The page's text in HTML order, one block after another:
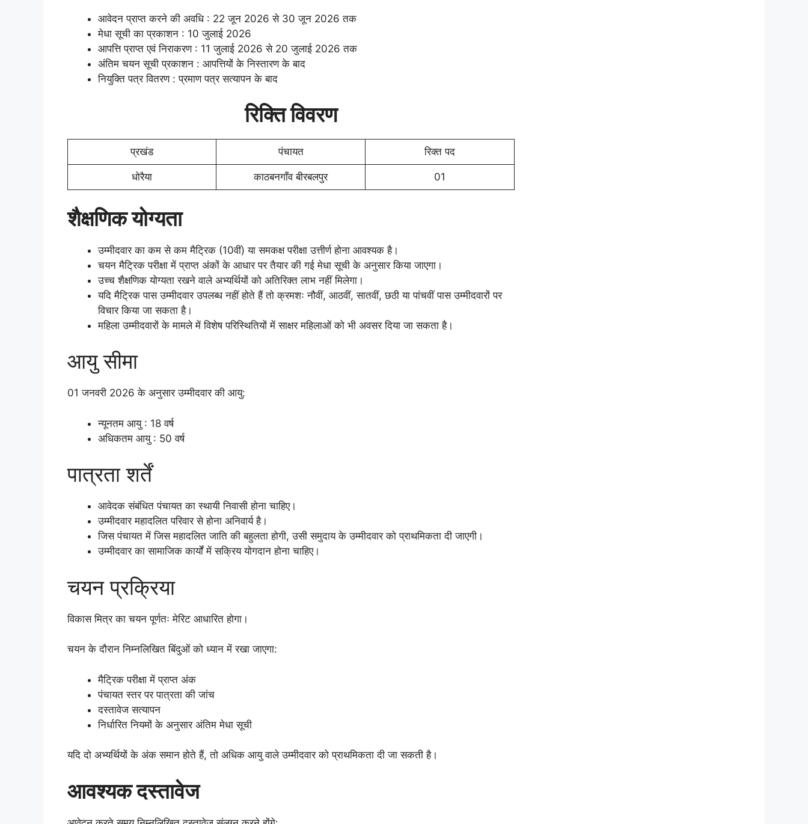
आवेदन प्राप्त करने की अवधि : 22 जून 2026 से 30 जून 2026 तक
मेधा सूची का प्रकाशन : 10 जुलाई 2026
आपत्ति प्राप्त एवं निराकरण : 11 जुलाई 2026 से 20 जुलाई 2026 तक
अंतिम चयन सूची प्रकाशन : आपत्तियों के निस्तारण के बाद
नियुक्ति पत्र वितरण : प्रमाण पत्र सत्यापन के बाद
रिक्ति विवरण
प्रखंड पंचायत रिक्त पद
धोरैया काठबनगाँव बीरबलपुर 01
शैक्षणिक योग्यता
उम्मीदवार का कम से कम मैट्रिक (10वीं) या समकक्ष परीक्षा उत्तीर्ण होना आवश्यक है।
चयन मैट्रिक परीक्षा में प्राप्त अंकों के आधार पर तैयार की गई मेधा सूची के अनुसार किया जाएगा।
उच्च शैक्षणिक योग्यता रखने वाले अभ्यर्थियों को अतिरिक्त लाभ नहीं मिलेगा।
यदि मैट्रिक पास उम्मीदवार उपलब्ध नहीं होते हैं तो क्रमशः नौवीं, आठवीं, सातवीं, छठी या पांचवीं पास उम्मीदवारों पर
विचार किया जा सकता है।
महिला उम्मीदवारों के मामले में विशेष परिस्थितियों में साक्षर महिलाओं को भी अवसर दिया जा सकता है।
आयु सीमा
01 जनवरी 2026 के अनुसार उम्मीदवार की आयु:
न्यूनतम आयु : 18 वर्ष
अधिकतम आयु : 50 वर्ष
पात्रता शर्तें
आवेदक संबंधित पंचायत का स्थायी निवासी होना चाहिए।
उम्मीदवार महादलित परिवार से होना अनिवार्य है।
जिस पंचायत में जिस महादलित जाति की बहुलता होगी, उसी समुदाय के उम्मीदवार को प्राथमिकता दी जाएगी।
उम्मीदवार का सामाजिक कार्यों में सक्रिय योगदान होना चाहिए।
चयन प्रक्रिया
विकास मित्र का चयन पूर्णतः मेरिट आधारित होगा।
चयन के दौरान निम्नलिखित बिंदुओं को ध्यान में रखा जाएगा:
मैट्रिक परीक्षा में प्राप्त अंक
पंचायत स्तर पर पात्रता की जांच
दस्तावेज सत्यापन
निर्धारित नियमों के अनुसार अंतिम मेधा सूची
यदि दो अभ्यर्थियों के अंक समान होते हैं, तो अधिक आयु वाले उम्मीदवार को प्राथमिकता दी जा सकती है।
आवश्यक दस्तावेज